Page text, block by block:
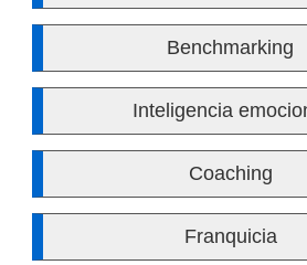
Benchmarking
Inteligencia
Coaching
Franquicia